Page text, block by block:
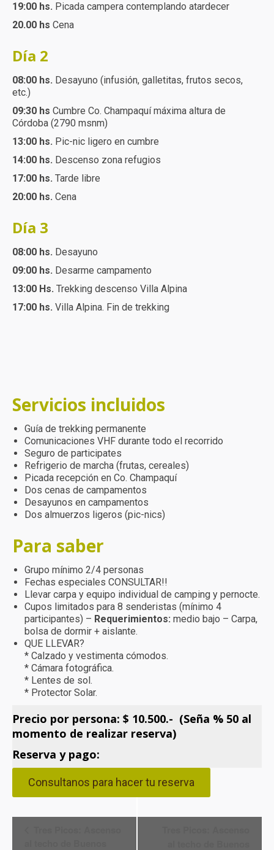
19:00 hs. Picada campera contemplando atardecer
20.00 hs Cena
Día 2
08:00 hs. Desayuno (infusión, galletitas, frutos secos,
etc.)
09:30 hs Cumbre Co. Champaquí máxima altura de
Córdoba (2790 msnm)
13:00 hs. Pic-nic ligero en cumbre
14:00 hs. Descenso zona refugios
17:00 hs. Tarde libre
20:00 hs. Cena
Día 3
08:00 hs. Desayuno
09:00 hs. Desarme campamento
13:00 Hs. Trekking descenso Villa Alpina
17:00 hs. Villa Alpina. Fin de trekking
Servicios incluidos
Guía de trekking permanente
Comunicaciones VHF durante todo el recorrido
Seguro de participates
Refrigerio de marcha (frutas, cereales)
Picada recepción en Co. Champaquí
Dos cenas de campamentos
Desayunos en campamentos
Dos almuerzos ligeros (pic-nics)
Para saber
Grupo mínimo 2/4 personas
Fechas especiales CONSULTAR!!
Llevar carpa y equipo individual de camping y pernocte.
Cupos limitados para 8 senderistas (mínimo 4
participantes) – Requerimientos: medio bajo – Carpa,
bolsa de dormir + aislante.
QUE LLEVAR?
* Calzado y vestimenta cómodos.
* Cámara fotográfica.
* Lentes de sol.
* Protector Solar.
Precio por persona: $ 10.500.- (Seña % 50 al
momento de realizar reserva)
Reserva y pago:
Consultanos para hacer tu reserva